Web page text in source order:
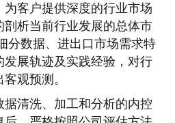
客户提供深度的行业市场
析当前行业发展的总体市
分数据、进出口市场需求特
展轨迹及实践经验，对行
观预测。
清洗、加工和分析的内控